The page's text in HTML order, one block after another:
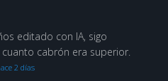
editado con IA, sigo
cabrón era superior.
2 días